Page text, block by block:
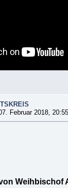
Februar 2018,
Weihbischof